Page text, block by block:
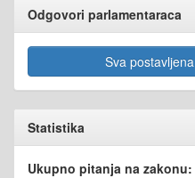
Odgovori parlamentaraca
Sva
Statistika
Ukupno pitanja na zakonu: